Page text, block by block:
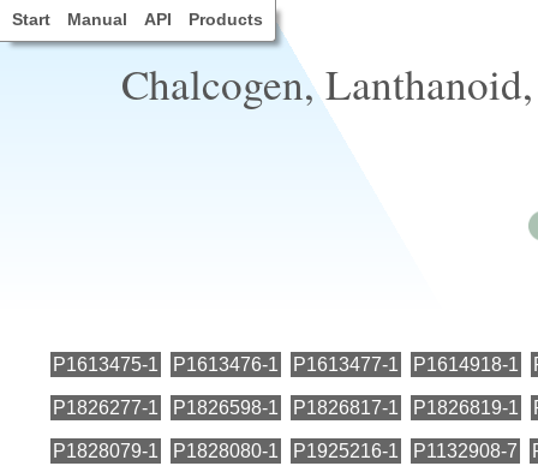
Start Manual API Products
Chalcogen,
P1613475-1 P1613476-1 P1613477-1 P1614918-1
P1826277-1 P1826598-1 P1826817-1 P1826819-1
P1828079-1 P1828080-1 P1925216-1 P1132908-7